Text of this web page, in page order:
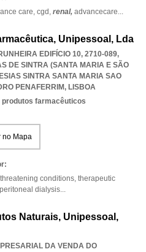
care, cgd, renal, advancecare...
Unipessoal, Lda
EDIFÍCIO 10, 2710-089,
DE SINTRA (SANTA MARIA E SÃO
SINTRA SANTA MARIA SAO
PENAFERRIM, LISBOA
farmacêuticos
no Mapa
threatening conditions, therapeutic
peritoneal dialysis...
Naturais, Unipessoal,
DA VENDA DO